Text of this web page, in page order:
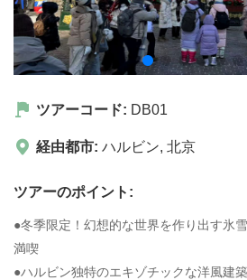
ツアーコード: DB01
経由都市: ハルビン, 北京
ツアーのポイント:
●冬季限定！幻想的な世界を作り出す氷
満喫
●ハルビン独特のエキゾチックな洋風建